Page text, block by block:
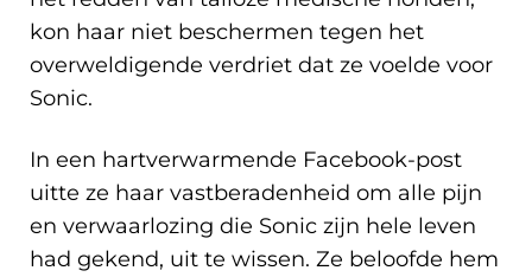
kon haar niet beschermen tegen het
overweldigende verdriet dat ze voelde voor
Sonic.
In een hartverwarmende Facebook-post
uitte ze haar vastberadenheid om alle pijn
en verwaarlozing die Sonic zijn hele leven
had gekend, uit te wissen. Ze beloofde hem